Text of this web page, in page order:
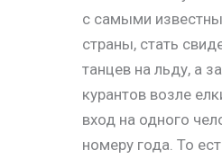
с самыми
страны, стать
танцев на льду, а
курантов возле
вход на одного
номеру года. То